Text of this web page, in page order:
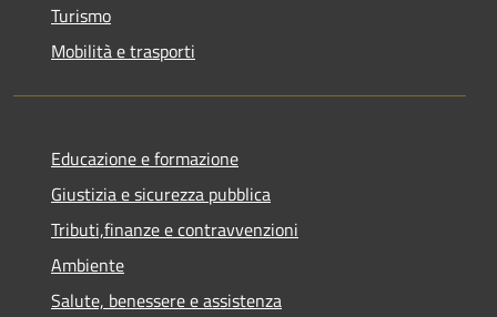
Turismo
Mobilità e trasporti
Educazione e formazione
Giustizia e sicurezza pubblica
Tributi,finanze e contravvenzioni
Ambiente
Salute, benessere e assistenza